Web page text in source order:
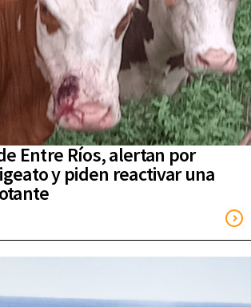
Entre Ríos, alertan por
y piden reactivar una